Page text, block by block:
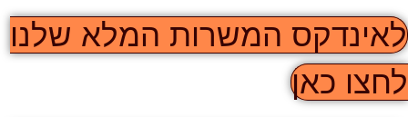
לאינדקס המשרות המלא שלנו
לחצו כאן